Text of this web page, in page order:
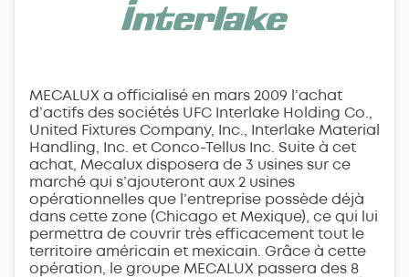
MECALUX a officialisé en mars 2009 l’achat
d’actifs des sociétés UFC Interlake Holding Co.,
United Fixtures Company, Inc., Interlake Material
Handling, Inc. et Conco-Tellus Inc. Suite à cet
achat, Mecalux disposera de 3 usines sur ce
marché qui s’ajouteront aux 2 usines
opérationnelles que l’entreprise possède déjà
dans cette zone (Chicago et Mexique), ce qui lui
permettra de couvrir très efficacement tout le
territoire américain et mexicain. Grâce à cette
opération, le groupe MECALUX passera des 8